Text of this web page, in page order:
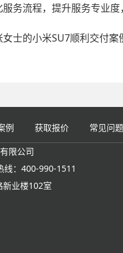
务流程，提升服务专业
士的小米SU7顺利交付案
例 获取报价 常见问题
限公司
线：400-990-1511
新业楼102室